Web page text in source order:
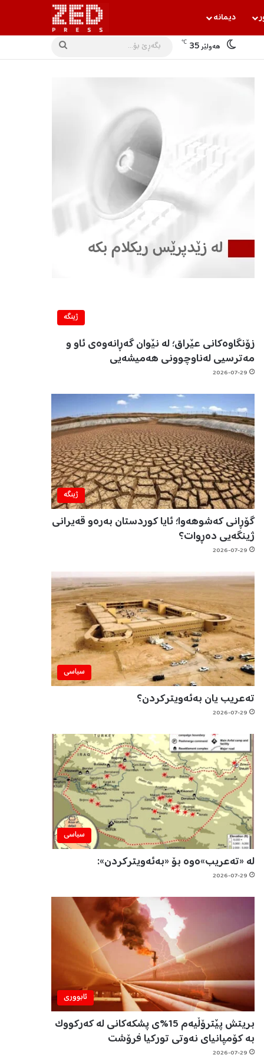
دیمانه‌
هه‌ولێر35
℃
ژینگه‌
زۆنگاوەکانی عێراق؛ لە نێوان گەڕانەوەی ئاو و
مەترسیی لەناوچوونی هەمیشەیی
2026-07-29
ژینگه‌
گۆڕانی کەشوهەوا؛ ئایا کوردستان بەرەو قەیرانی
ژینگەیی دەڕوات؟
2026-07-29
سیاسی
تەعریب یان بەئەویترکردن؟
2026-07-29
سیاسی
لە «تەعریب»ەوە بۆ «بەئەویترکردن»:
2026-07-29
ئابووری
بریتش پێترۆڵیەم 15%ی پشکەکانی لە کەرکووک
بە کۆمپانیای نەوتی تورکیا فرۆشت
2026-07-29